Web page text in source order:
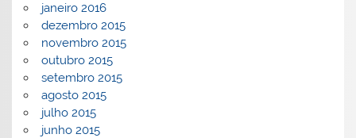
janeiro 2016
dezembro 2015
novembro 2015
outubro 2015
setembro 2015
agosto 2015
julho 2015
junho 2015